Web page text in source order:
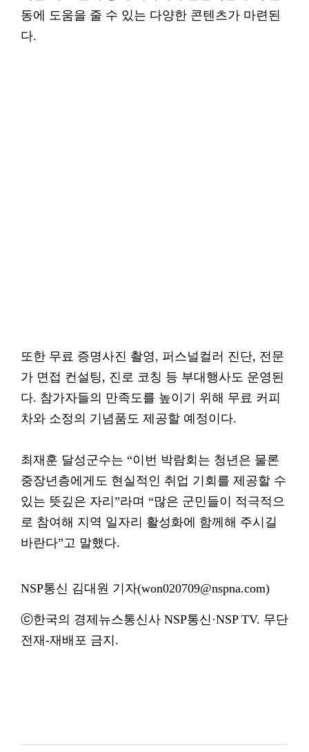
동에 도움을 줄 수 있는 다양한 콘텐츠가 마련된
다.
또한 무료 증명사진 촬영, 퍼스널컬러 진단, 전문
가 면접 컨설팅, 진로 코칭 등 부대행사도 운영된
다. 참가자들의 만족도를 높이기 위해 무료 커피
차와 소정의 기념품도 제공할 예정이다.
최재훈 달성군수는 “이번 박람회는 청년은 물론
중장년층에게도 현실적인 취업 기회를 제공할 수
있는 뜻깊은 자리”라며 “많은 군민들이 적극적으
로 참여해 지역 일자리 활성화에 함께해 주시길
바란다”고 말했다.
NSP통신 김대원 기자(won020709@nspna.com)
ⓒ한국의 경제뉴스통신사 NSP통신·NSP TV. 무단
전재-재배포 금지.